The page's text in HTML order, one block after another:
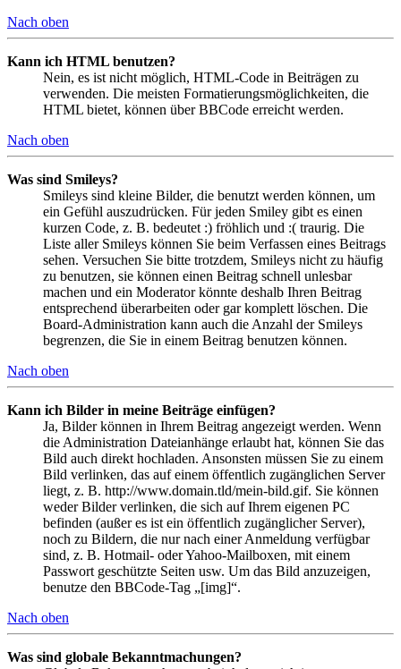
Nach oben
Kann ich HTML benutzen?
Nein, es ist nicht möglich, HTML-Code in Beiträgen zu
verwenden. Die meisten Formatierungsmöglichkeiten, die
HTML bietet, können über BBCode erreicht werden.
Nach oben
Was sind Smileys?
Smileys sind kleine Bilder, die benutzt werden können, um
ein Gefühl auszudrücken. Für jeden Smiley gibt es einen
kurzen Code, z. B. bedeutet :) fröhlich und :( traurig. Die
Liste aller Smileys können Sie beim Verfassen eines Beitrags
sehen. Versuchen Sie bitte trotzdem, Smileys nicht zu häufig
zu benutzen, sie können einen Beitrag schnell unlesbar
machen und ein Moderator könnte deshalb Ihren Beitrag
entsprechend überarbeiten oder gar komplett löschen. Die
Board-Administration kann auch die Anzahl der Smileys
begrenzen, die Sie in einem Beitrag benutzen können.
Nach oben
Kann ich Bilder in meine Beiträge einfügen?
Ja, Bilder können in Ihrem Beitrag angezeigt werden. Wenn
die Administration Dateianhänge erlaubt hat, können Sie das
Bild auch direkt hochladen. Ansonsten müssen Sie zu einem
Bild verlinken, das auf einem öffentlich zugänglichen Server
liegt, z. B. http://www.domain.tld/mein-bild.gif. Sie können
weder Bilder verlinken, die sich auf Ihrem eigenen PC
befinden (außer es ist ein öffentlich zugänglicher Server),
noch zu Bildern, die nur nach einer Anmeldung verfügbar
sind, z. B. Hotmail- oder Yahoo-Mailboxen, mit einem
Passwort geschützte Seiten usw. Um das Bild anzuzeigen,
benutze den BBCode-Tag „[img]“.
Nach oben
Was sind globale Bekanntmachungen?